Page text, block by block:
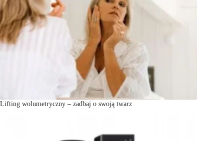
Lifting wolumetryczny – zadbaj o swoją twarz